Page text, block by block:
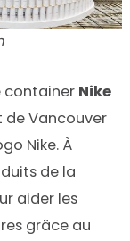
container Nike
de Vancouver
Nike. À
de la
aider les
grâce au